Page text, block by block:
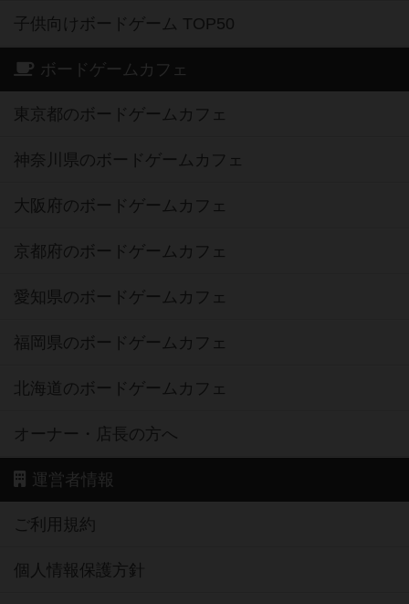
子供向けボードゲーム TOP50
ボードゲームカフェ
東京都のボードゲームカフェ
神奈川県のボードゲームカフェ
大阪府のボードゲームカフェ
京都府のボードゲームカフェ
愛知県のボードゲームカフェ
福岡県のボードゲームカフェ
北海道のボードゲームカフェ
オーナー・店長の方へ
運営者情報
ご利用規約
個人情報保護方針